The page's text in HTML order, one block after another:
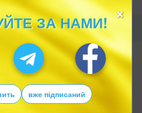
×
ЗА НАМИ!
вже підписаний